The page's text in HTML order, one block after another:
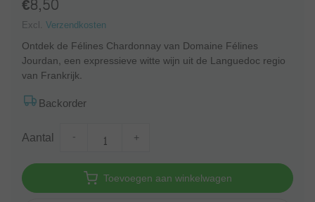
Excl. Verzendkosten
Ontdek de Félines Chardonnay van Domaine Félines
Jourdan, een expressieve witte wijn uit de Languedoc regio
van Frankrijk.
Backorder
Aantal +
Toevoegen aan winkelwagen